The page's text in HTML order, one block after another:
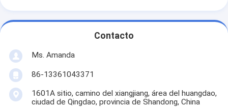
Contacto
Ms. Amanda
86-13361043371
1601A sitio, camino del xiangjiang, área del huangdao,
ciudad de Qingdao, provincia de Shandong, China